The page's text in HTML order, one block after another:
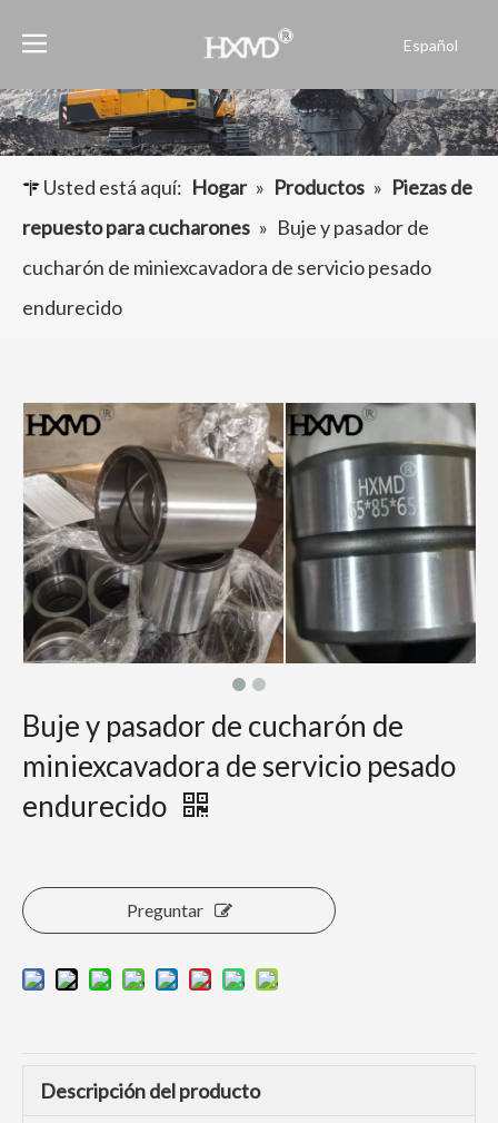
Español
العربية
Français
Pусский
Usted está aquí: Hogar » Productos » Piezas de
repuesto para cucharones » Buje y pasador de
cucharón de miniexcavadora de servicio pesado
endurecido
Buje y pasador de cucharón de
miniexcavadora de servicio pesado
endurecido
Preguntar
Descripción del producto